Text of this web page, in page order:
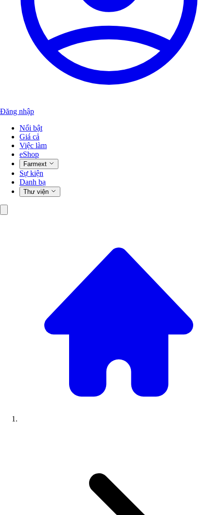
Đăng nhập
Nổi bật
Giá cả
Việc làm
eShop
Farmext
Sự kiện
Danh bạ
Thư viện